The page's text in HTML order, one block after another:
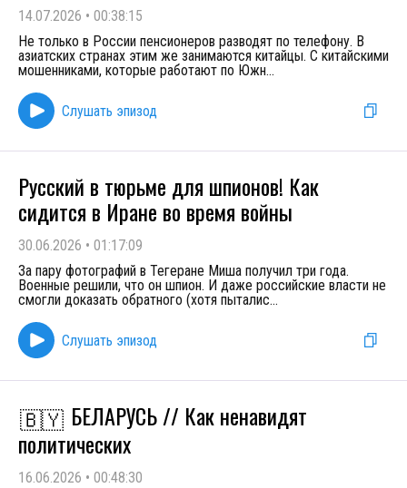
14.07.2026 • 00:38:15
Не только в России пенсионеров разводят по телефону. В
азиатских странах этим же занимаются китайцы. С китайскими
мошенниками, которые работают по Южн...
Слушать эпизод
Русский в тюрьме для шпионов! Как
сидится в Иране во время войны
30.06.2026 • 01:17:09
За пару фотографий в Тегеране Миша получил три года.
Военные решили, что он шпион. И даже российские власти не
смогли доказать обратного (хотя пыталис...
Слушать эпизод
🇧🇾 БЕЛАРУСЬ // Как ненавидят
политических
16.06.2026 • 00:48:30